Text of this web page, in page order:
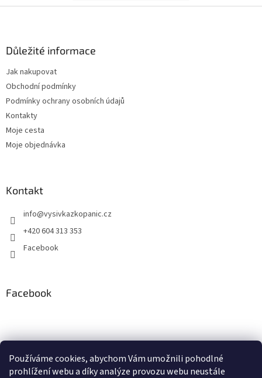
Používáme cookies, abychom Vám umožnili pohodlné
prohlížení webu a díky analýze provozu webu neustále
Důležité informace
Jak nakupovat
Obchodní podmínky
Podmínky ochrany osobních údajů
Kontakty
Moje cesta
Moje objednávka
Kontakt
info@vysivkazkopanic.cz
+420 604 313 353
Facebook
Facebook